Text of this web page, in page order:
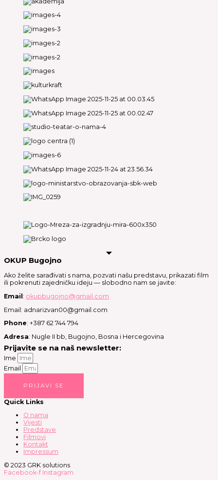
OKUP Bugojno
Ako želite sarađivati s nama, pozvati našu predstavu, prikazati film
ili pokrenuti zajedničku ideju — slobodno nam se javite:
Email : okupbugojno@gmail.com
Email: adnarizvan00@gmail.com
Phone: +387 62 744 794
Adresa: Nugle II bb, Bugojno, Bosna i Hercegovina
Prijavite se na naš newsletter:
Ime
Email
PRIJAVI SE
Quick Links
O nama
Vijesti
Predstave
Filmovi
Kontakt
Impressum
© 2023 GRK solutions
Facebook-f Instagram